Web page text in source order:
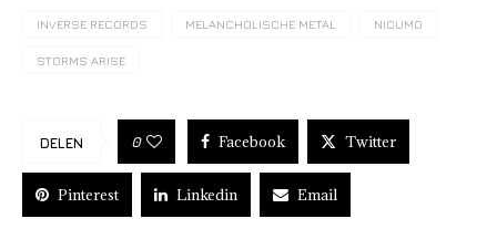
INVERSE RECORDS MELANCHOLISCHE METAL NICUMO
STORMS ARISE
DELEN 0 Facebook Twitter
Pinterest Linkedin Email